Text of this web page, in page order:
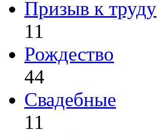
Призыв к труду
11
Рождество
44
Свадебные
11